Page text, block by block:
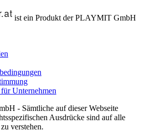
ist ein Produkt der PLAYMIT GmbH
Unternehmen
- Sämtliche auf dieser Webseite
Ausdrücke sind auf alle
verstehen.